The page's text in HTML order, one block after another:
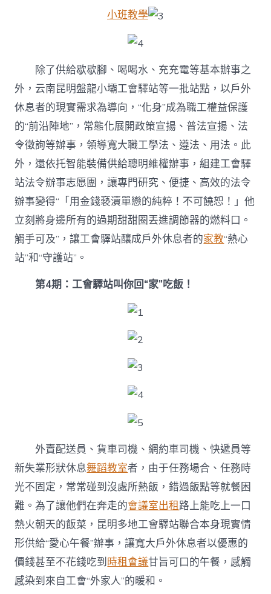
小班教學
除了供給歇歇腳、喝喝水、充充電等基本辦事之
外，云南昆明盤龍小壩工會驛站等一批站點，以戶外
休息者的現實需求為導向，“化身”成為職工權益保護
的“前沿陣地”，常態化展開政策宣揚、普法宣揚、法
令徵詢等辦事，領導寬大職工學法、遵法、用法。此
外，還依托智能裝備供給聰明維權辦事，組建工會驛
站法令辦事志愿團，讓專門研究、便捷、高效的法令
辦事變得“「用金錢褻瀆單戀的純粹！不可饒恕！」他
立刻將身邊所有的過期甜甜圈丟進調節器的燃料口。
觸手可及”，讓工會驛站釀成戶外休息者的家教“熱心
站”和“守護站”。
第4期：工會驛站叫你回“家”吃飯！
外賣配送員、貨車司機、網約車司機、快遞員等
新失業形狀休息舞蹈教室者，由于任務場合、任務時
光不固定，常常碰到沒處所熱飯，錯過飯點等就餐困
難。為了讓他們在奔走的會議室出租路上能吃上一口
熱火朝天的飯菜，昆明多地工會驛站聯合本身現實情
形供給“愛心午餐”辦事，讓寬大戶外休息者以優惠的
價錢甚至不花錢吃到時租會議甘旨可口的午餐，感觸
感染到來自工會“外家人”的暖和。